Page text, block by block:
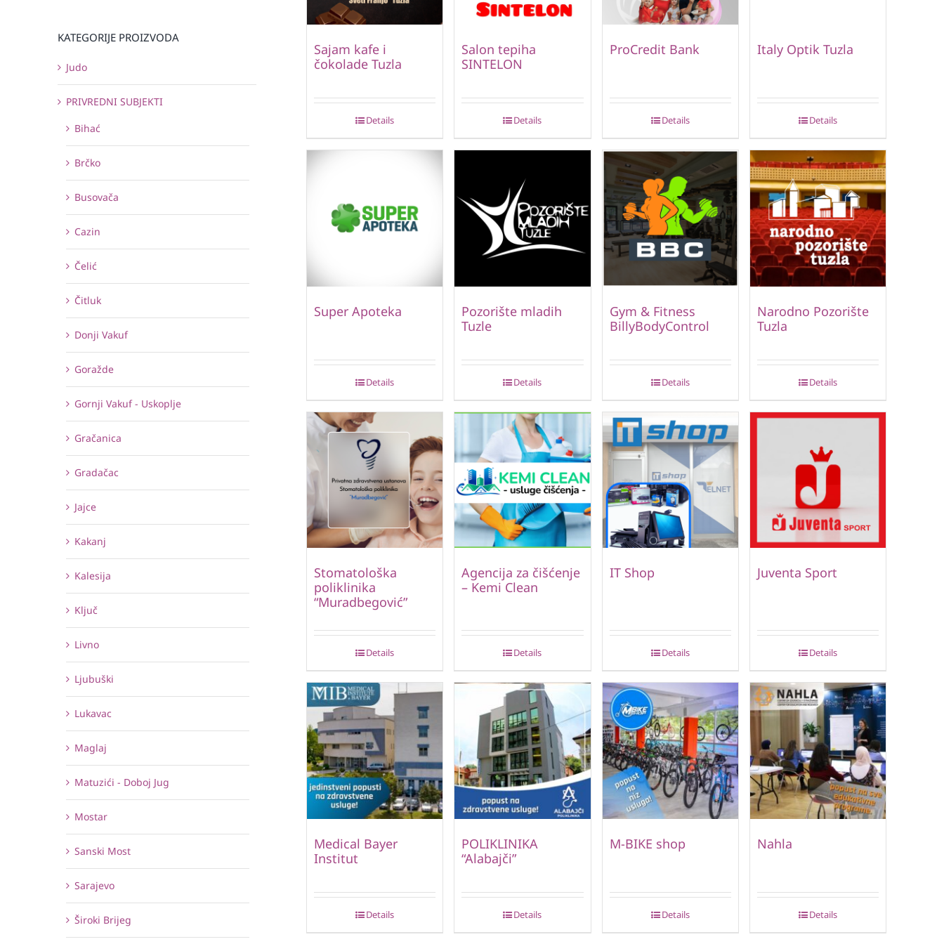
Sajam kafe i
čokolade Tuzla
Details
Salon tepiha
SINTELON
Details
ProCredit Bank
Details
Italy Optik Tuzla
Details
Super Apoteka
Details
Pozorište mladih
Tuzle
Details
Gym & Fitness
BillyBodyControl
Details
Narodno Pozorište
Tuzla
Details
Stomatološka
poliklinika
“Muradbegović”
Details
Agencija za čišćenje
– Kemi Clean
Details
IT Shop
Details
Juventa Sport
Details
Medical Bayer
Institut
Details
POLIKLINIKA
“Alabajči”
Details
M-BIKE shop
Details
Nahla
Details
KATEGORIJE PROIZVODA
Judo
PRIVREDNI SUBJEKTI
Bihać
Brčko
Busovača
Cazin
Čelić
Čitluk
Donji Vakuf
Goražde
Gornji Vakuf - Uskoplje
Gračanica
Gradačac
Jajce
Kakanj
Kalesija
Ključ
Livno
Ljubuški
Lukavac
Maglaj
Matuzići - Doboj Jug
Mostar
Sanski Most
Sarajevo
Široki Brijeg